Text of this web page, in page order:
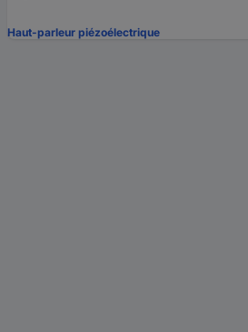
Haut-parleur piézoélectrique